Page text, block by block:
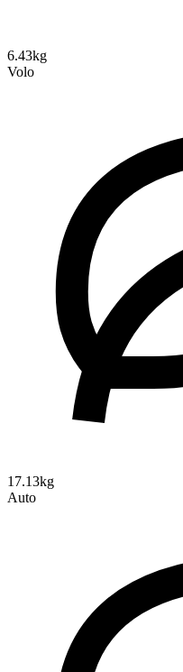
6.43kg
Volo
17.13kg
Auto